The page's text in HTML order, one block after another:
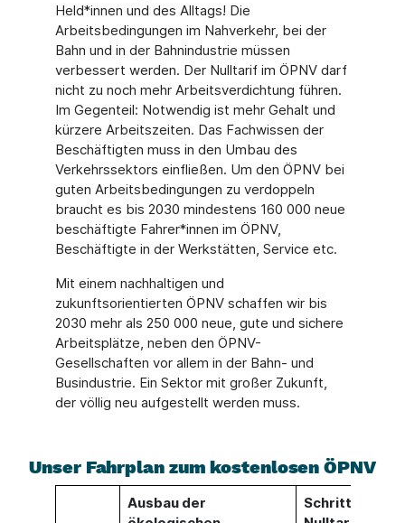
Held*innen und des Alltags! Die
Arbeitsbedingungen im Nahverkehr, bei der
Bahn und in der Bahnindustrie müssen
verbessert werden. Der Nulltarif im ÖPNV darf
nicht zu noch mehr Arbeitsverdichtung führen.
Im Gegenteil: Notwendig ist mehr Gehalt und
kürzere Arbeitszeiten. Das Fachwissen der
Beschäftigten muss in den Umbau des
Verkehrssektors einfließen. Um den ÖPNV bei
guten Arbeitsbedingungen zu verdoppeln
braucht es bis 2030 mindestens 160 000 neue
beschäftigte Fahrer*innen im ÖPNV,
Beschäftigte in der Werkstätten, Service etc.
Mit einem nachhaltigen und
zukunftsorientierten ÖPNV schaffen wir bis
2030 mehr als 250 000 neue, gute und sichere
Arbeitsplätze, neben den ÖPNV-
Gesellschaften vor allem in der Bahn- und
Busindustrie. Ein Sektor mit großer Zukunft,
der völlig neu aufgestellt werden muss.
Unser Fahrplan zum kostenlosen ÖPNV
Ausbau der
Schritte zum